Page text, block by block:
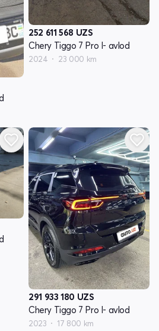
252 611 568 UZS
Chery Tiggo 7 Pro I- avlod
2024 23 000 km
291 933 180 UZS
Chery Tiggo 7 Pro I- avlod
2023 17 800 km